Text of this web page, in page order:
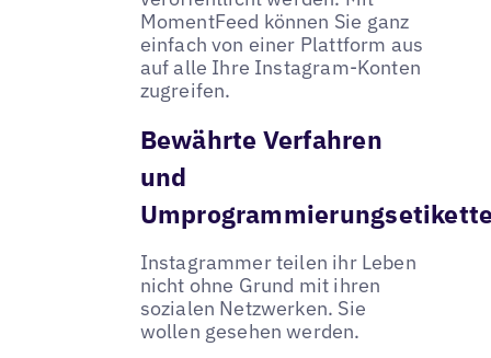
MomentFeed können Sie ganz
einfach von einer Plattform aus
auf alle Ihre Instagram-Konten
zugreifen.
Bewährte Verfahren
und
Instagrammer teilen ihr Leben
nicht ohne Grund mit ihren
sozialen Netzwerken. Sie
wollen gesehen werden.